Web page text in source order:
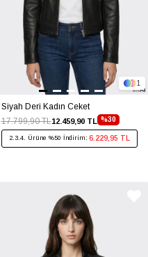
Siyah Deri Kadın Ceket
%30
12.459,90 TL
17.799,90 TL
2.3.4. Ürüne %50 İndirim: 6.229,95 TL
1